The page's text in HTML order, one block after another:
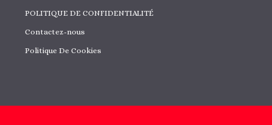
POLITIQUE DE CONFIDENTIALITÉ
Contactez-nous
Politique De Cookies